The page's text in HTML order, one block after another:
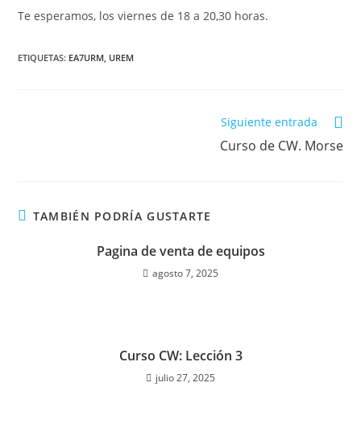
Te esperamos, los viernes de 18 a 20,30 horas.
ETIQUETAS: EA7URM UREM
Siguiente entrada
Curso de CW. Morse
TAMBIÉN PODRÍA GUSTARTE
Pagina de venta de equipos
agosto 7, 2025
Curso CW: Lección 3
julio 27, 2025